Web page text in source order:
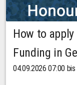
How to
Funding in
04.09.2026 07:00